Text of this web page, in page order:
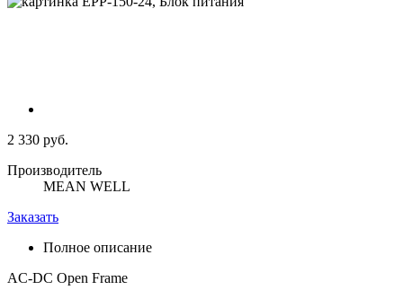
2 330 руб.
Производитель
MEAN WELL
Заказать
Полное описание
AC-DC Open Frame